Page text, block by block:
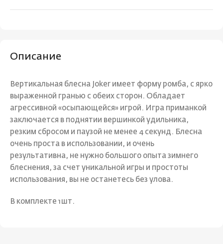
Описание
Вертикальная блесна Joker имеет форму ромба, с ярко
выраженной гранью с обеих сторон. Обладает
агрессивной «осыпающейся» игрой. Игра приманкой
заключается в поднятии вершинкой удильника,
резким сбросом и паузой не менее 4 секунд. Блесна
очень проста в использовании, и очень
результативна, не нужно большого опыта зимнего
блеснения, за счет уникальной игры и простоты
использования, вы не останетесь без улова.
В комплекте 1шт.